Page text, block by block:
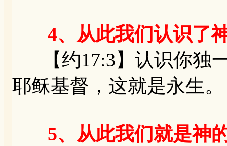
4、从此我们认识了
【约17:3】认识你独
耶稣基督，这就是永生。
5、从此我们就是神